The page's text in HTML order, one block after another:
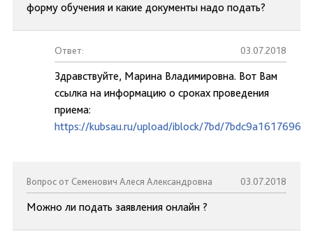
форму обучения и какие документы надо подать?
Ответ: 03.07.2018
Здравствуйте, Марина Владимировна. Вот Вам
ссылка на информацию о сроках проведения
приема:
https://kubsau.ru/upload/iblock/7bd/
Вопрос от Семенович Алеся Александровна 03.07.2018
Можно ли подать заявления онлайн ?